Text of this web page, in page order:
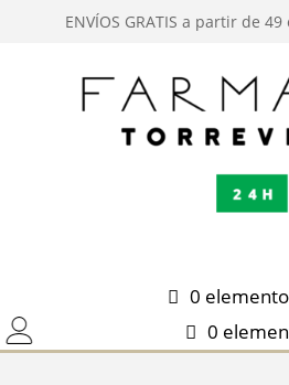
ENVÍOS GRATIS a partir de
0
0